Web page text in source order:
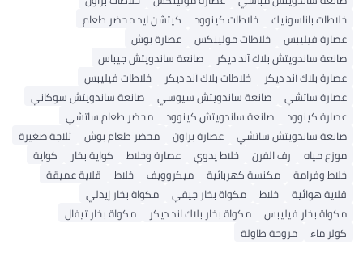
خلاطات باناسونيك
خلاطات كينوود
كيتشن ايد محضر طعام
عصارة فيليبس
خلاطات مولينكس
عصارة بوش
صانعة ساندويتش بلاك آند ديكر
صانعة ساندويتش جيباس
عصارة بلاك آند ديكر
خلاطات بلاك آند ديكر
خلاطات فيليبس
عصارة ساتشي
صانعة ساندويتش سيوسي
صانعة ساندويتش سوكاني
عصارة كينوود
صانعة ساندويتش كينوود
محضر طعام ساتشي
صانعة ساندويتش ساتشي
عصارة براون محضر طعام بوش
ثلاجة صغيرة
موزع مياه
رف الفرن خلاط يدوي عصارة وخلاط كواية بخار
كواية
خلاط وفرامة
مكنسة كهربائية ميكروويف خلاط
قلاية عميقة
قلاية هوائية
خلاط مكواة بخار جيفي
مكواة بخار إيدلي
مكواة بخار فيليبس
مكواة بخار بلاك اند ديكر
مكواة بخار تيفال
كولر ماء
مروحة طاولة